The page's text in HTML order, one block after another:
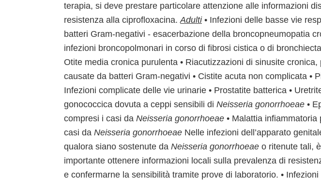
terapia, si deve prestare particolare attenzione alle informazioni
resistenza alla ciprofloxacina. Adulti • Infezioni delle basse vie
batteri Gram-negativi - esacerbazione della broncopneumopatia
infezioni broncopolmonari in corso di fibrosi cistica o di
Otite media cronica purulenta • Riacutizzazioni di sinusite
causate da batteri Gram-negativi • Cistite acuta non complicata •
Infezioni complicate delle vie urinarie • Prostatite batterica •
gonococcica dovuta a ceppi sensibili di Neisseria gonorrhoeae •
compresi i casi da Neisseria gonorrhoeae • Malattia infiammatoria
casi da Neisseria gonorrhoeae Nelle infezioni dell’apparato
qualora siano sostenute da Neisseria gonorrhoeae o ritenute tali,
importante ottenere informazioni locali sulla prevalenza di
e confermarne la sensibilità tramite prove di laboratorio. •